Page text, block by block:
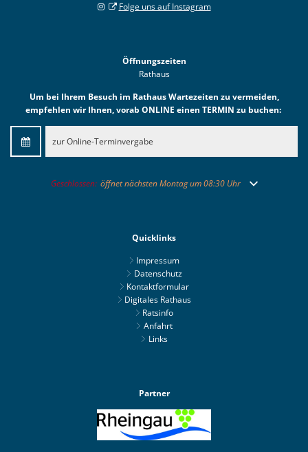
Folge uns auf Instagram
Öffnungszeiten
Rathaus
Um bei Ihrem Besuch im Rathaus Wartezeiten zu vermeiden,
empfehlen wir Ihnen, vorab ONLINE einen TERMIN zu buchen:
zur Online-Terminvergabe
Klicken, um weitere Öffnungs- oder Schließzeiten auszublenden
Geschlossen: öffnet nächsten Montag um 08:30 Uhr
Quicklinks
Impressum
Datenschutz
Kontaktformular
Digitales Rathaus
Ratsinfo
Anfahrt
Links
Partner